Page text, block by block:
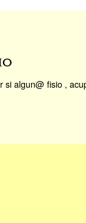
algun@ fisio ,